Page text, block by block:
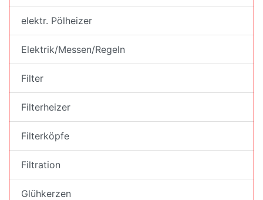
elektr. Pölheizer
Elektrik/Messen/Regeln
Filter
Filterheizer
Filterköpfe
Filtration
Glühkerzen